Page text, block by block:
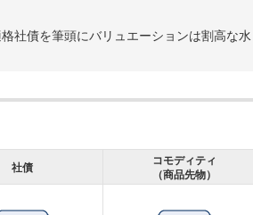
社債を筆頭にバリュエーションは割高な水
社債
コモディティ
（商品先物）